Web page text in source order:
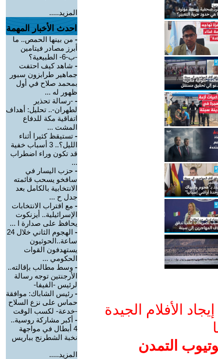
الأفلام الجيدة
التمدن
المزيد.....
احدث الأخبار المهمة
- من بينها الحمص.. ما
أبرز مصادر فيتامين
-ب-6- الطبيعية؟
- شاهد كيف احتفت
جماهير طرابزون سبور
بمحمد صلاح في أول
ظهور له ...
- -رسالة تحذير
لطهران-.. تحليل: أهداف
اتفاقية مكة للدفاع
المشت ...
- تستيقظ كثيرا أثناء
الليل؟.. 3 أسباب خفية
قد تكون وراء اضطراب
...
- حزب اليسار في
سافخو يسحب قائمته
الانتخابية بالكامل بعد
جدل ح ...
- مع اقتراب الانتخابات
الإسرائيلية.. أيزنكوت
يحافظ على صدارة ا ...
-
الهجوم الثاني خلال 24
ساعة..الحوثيون
يستهدفون القوات
الحكومي ...
- وسط مطالب بإقالته..
الأرجنتين توجه رسالة
لرئيس -الفيفا-
- رئيس الشاباك: موافقة
حماس على نزع السلاح
-خدعة- لكسب الوقت
- أكبر مشاركة روسية..
4 أبطال في مواجهة
نخبة الشطرنج بباريس
المزيد.....